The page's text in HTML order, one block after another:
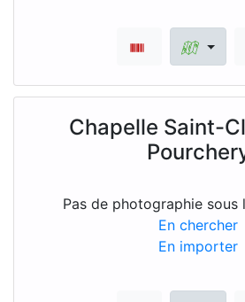
Chapelle Saint-
Pas de photographie sous
En chercher
En importer